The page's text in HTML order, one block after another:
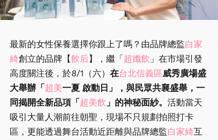
最新的女性保養選擇你跟上了嗎？由品牌總監白家
綺創立的品牌【飲后】，繼「超孅飲 」在市場引發
高度關注後，於8/1（六） 在台北信義區威秀廣場盛
大舉辦「超美一夏 啟動日」，與民眾共襄盛舉，一
同揭開全新品項「超美飲 」的神秘面紗。 活動當天
吸引大量人潮前往朝聖，現場不只規劃拍照打卡
區，更能透過舞台活動近距離與品牌總監白家綺互